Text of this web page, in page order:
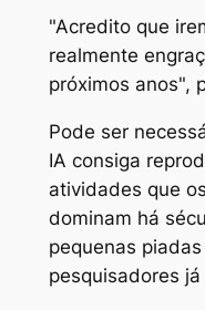
"Acredito que
realmente
próximos anos",
Pode ser
IA consiga
atividades que
dominam há
pequenas
pesquisadores